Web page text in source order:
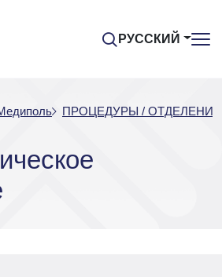
РУССКИЙ
ПРОЦЕДУРЫ / ОТДЕЛЕНИЯ